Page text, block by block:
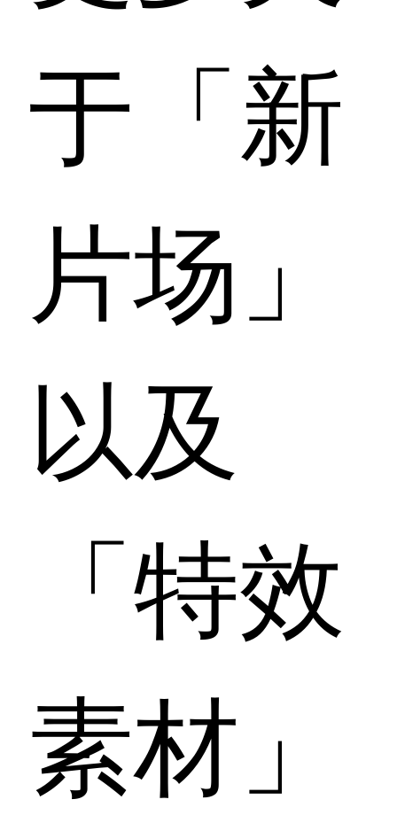
于「新
片场」
以及
「特效
素材」